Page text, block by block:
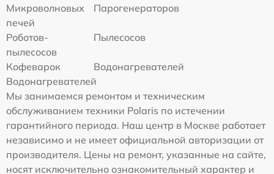
Микроволновых
печей
Парогенераторов
Роботов-
пылесосов
Пылесосов
Кофеварок
Водонагревателей
Водонагревателей
Мы занимаемся ремонтом и техническим
обслуживанием техники Polaris по истечении
гарантийного периода. Наш центр в Москве работает
независимо и не имеет официальной авторизации от
производителя. Цены на ремонт, указанные на сайте,
носят исключительно ознакомительный характер и